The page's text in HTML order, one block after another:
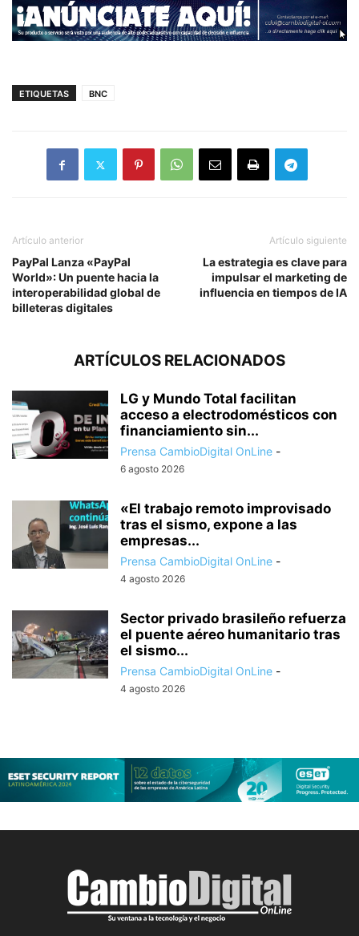
ETIQUETAS BNC
Artículo anterior
PayPal Lanza «PayPal
World»: Un puente hacia la
interoperabilidad global de
billeteras digitales
Artículo siguiente
La estrategia es clave para
impulsar el marketing de
influencia en tiempos de IA
ARTÍCULOS RELACIONADOS
LG y Mundo Total facilitan
acceso a electrodomésticos con
financiamiento sin...
Prensa CambioDigital OnLine -
6 agosto 2026
«El trabajo remoto improvisado
tras el sismo, expone a las
empresas...
Prensa CambioDigital OnLine -
4 agosto 2026
Sector privado brasileño refuerza
el puente aéreo humanitario tras
el sismo...
Prensa CambioDigital OnLine -
4 agosto 2026